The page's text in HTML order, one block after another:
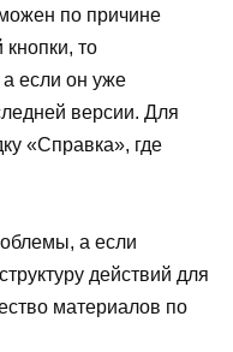
по причине
кнопки, то
а если он уже
версии. Для
«Справка», где
а если
действий для
материалов по